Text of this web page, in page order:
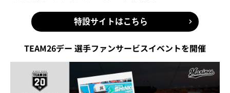
特設サイトはこちら
TEAM26デー 選手ファンサービスイベントを開催